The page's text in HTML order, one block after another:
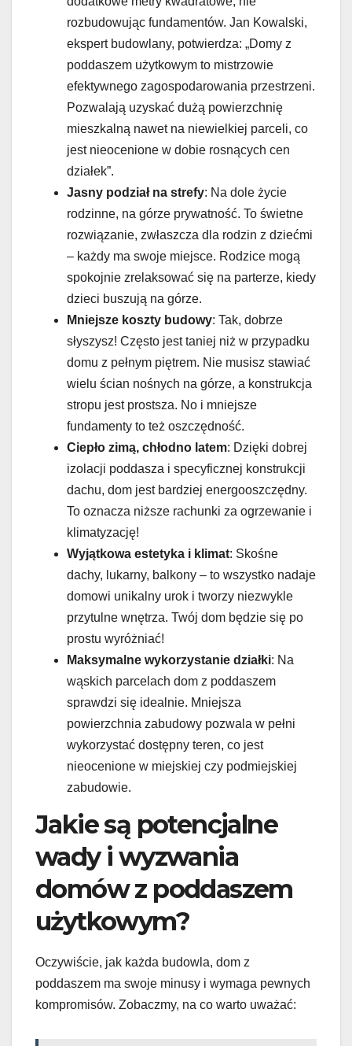
rozbudowując fundamentów. Jan Kowalski,
ekspert budowlany, potwierdza: „Domy z
poddaszem użytkowym to mistrzowie
efektywnego zagospodarowania przestrzeni.
Pozwalają uzyskać dużą powierzchnię
mieszkalną nawet na niewielkiej parceli, co
jest nieocenione w dobie rosnących cen
działek”.
Jasny podział na strefy: Na dole życie
rodzinne, na górze prywatność. To świetne
rozwiązanie, zwłaszcza dla rodzin z dziećmi
– każdy ma swoje miejsce. Rodzice mogą
spokojnie zrelaksować się na parterze, kiedy
dzieci buszują na górze.
Mniejsze koszty budowy: Tak, dobrze
słyszysz! Często jest taniej niż w przypadku
domu z pełnym piętrem. Nie musisz stawiać
wielu ścian nośnych na górze, a konstrukcja
stropu jest prostsza. No i mniejsze
fundamenty to też oszczędność.
Ciepło zimą, chłodno latem: Dzięki dobrej
izolacji poddasza i specyficznej konstrukcji
dachu, dom jest bardziej energooszczędny.
To oznacza niższe rachunki za ogrzewanie i
klimatyzację!
Wyjątkowa estetyka i klimat: Skośne
dachy, lukarny, balkony – to wszystko nadaje
domowi unikalny urok i tworzy niezwykle
przytulne wnętrza. Twój dom będzie się po
prostu wyróżniać!
Maksymalne wykorzystanie działki: Na
wąskich parcelach dom z poddaszem
sprawdzi się idealnie. Mniejsza
powierzchnia zabudowy pozwala w pełni
wykorzystać dostępny teren, co jest
nieocenione w miejskiej czy podmiejskiej
zabudowie.
Jakie są potencjalne
wady i wyzwania
domów z poddaszem
użytkowym?
Oczywiście, jak każda budowla, dom z
poddaszem ma swoje minusy i wymaga pewnych
kompromisów. Zobaczmy, na co warto uważać: